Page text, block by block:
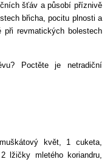
šťáv a působí příznivě
břicha, pocitu plnosti a
při revmatických bolestech
Poctěte je netradiční
květ, 1 cuketa,
lžičky mletého koriandru,